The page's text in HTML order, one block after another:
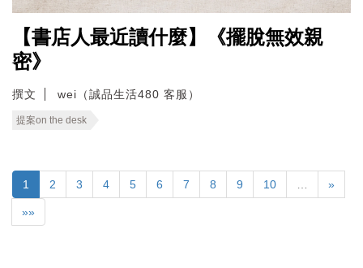
【書店人最近讀什麼】《擺脫無效親
密》
撰文 wei（誠品生活480 客服）
提案on the desk
1 2 3 4 5 6 7 8 9 10 »
»»